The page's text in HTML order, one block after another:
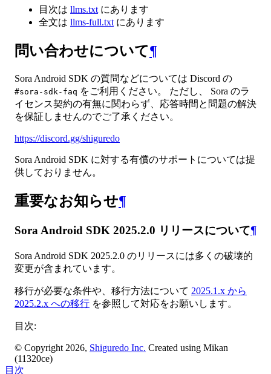
目次は llms.txt にあります
全文は llms-full.txt にあります
問い合わせについて¶
Sora Android SDK の質問などについては Discord の
#sora-sdk-faq をご利用ください。 ただし、 Sora のラ
イセンス契約の有無に関わらず、応答時間と問題の解決
を保証しませんのでご了承ください。
https://discord.gg/shiguredo
Sora Android SDK に対する有償のサポートについては提
供しておりません。
重要なお知らせ¶
Sora Android SDK 2025.2.0 リリースについて¶
Sora Android SDK 2025.2.0 のリリースには多くの破壊的
変更が含まれています。
移行が必要な条件や、移行方法について 2025.1.x から
2025.2.x への移行 を参照して対応をお願いします。
目次:
© Copyright 2026, Shiguredo Inc. Created using Mikan
(11320ce)
目次